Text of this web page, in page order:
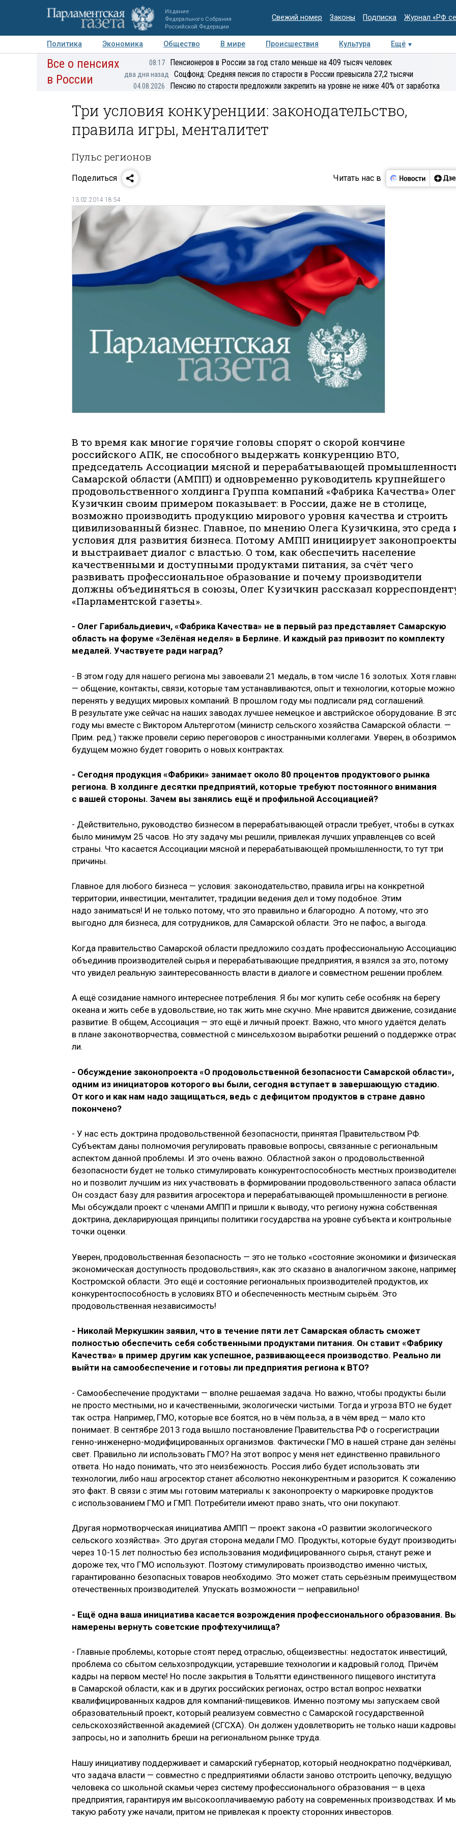
Издание
Федерального Собрания
Российской Федерации
Свежий номер Законы Подписка Журнал «РФ
Политика Экономика Общество В мире Происшествия Культура Ещё
Авторы Персоны Мнения Регионы Медиацентр Интервью Колумнисты
Все о пенсиях
в России
08:17 Пенсионеров в России за год стало меньше на 409 тысяч человек
два дня назад Соцфонд: Средняя пенсия по старости в России превысила 27,2 тысячи
04.08.2026 Пенсию по старости предложили закрепить на уровне не ниже 40% от заработка
Три условия конкуренции: законодательство,
правила игры, менталитет
Пульс регионов
Поделиться Читать нас в
13.02.2014 18:54
В то время как многие горячие головы спорят о скорой кончине
российского АПК, не способного выдержать конкуренцию ВТО,
председатель Ассоциации мясной и перерабатывающей
Самарской области (АМПП) и одновременно руководитель крупнейшего
продовольственного холдинга Группа компаний «Фабрика Качества» Олег
Кузичкин своим примером показывает: в России, даже не в столице,
возможно производить продукцию мирового уровня качества и строить
цивилизованный бизнес. Главное, по мнению Олега Кузичкина, это среда
условия для развития бизнеса. Потому АМПП инициирует
и выстраивает диалог с властью. О том, как обеспечить население
качественными и доступными продуктами питания, за счёт чего
развивать профессиональное образование и почему производители
должны объединяться в союзы, Олег Кузичкин рассказал
«Парламентской газеты».
- Олег Гарибальдиевич, «Фабрика Качества» не в первый раз представляет Самарскую
область на форуме «Зелёная неделя» в Берлине. И каждый раз привозит по комплекту
медалей. Участвуете ради наград?
- В этом году для нашего региона мы завоевали 21 медаль, в том числе 16 золотых. Хотя
— общение, контакты, связи, которые там устанавливаются, опыт и технологии, которые можно
перенять у ведущих мировых компаний. В прошлом году мы подписали ряд соглашений.
В результате уже сейчас на наших заводах лучшее немецкое и австрийское оборудование. В
году мы вместе с Виктором Альтерготом (министр сельского хозяйства Самарской области. —
Прим. ред.) также провели серию переговоров с иностранными коллегами. Уверен, в
будущем можно будет говорить о новых контрактах.
- Сегодня продукция «Фабрики» занимает около 80 процентов продуктового рынка
региона. В холдинге десятки предприятий, которые требуют постоянного внимания
с вашей стороны. Зачем вы занялись ещё и профильной Ассоциацией?
- Действительно, руководство бизнесом в перерабатывающей отрасли требует, чтобы в сутках
было минимум 25 часов. Но эту задачу мы решили, привлекая лучших управленцев со всей
страны. Что касается Ассоциации мясной и перерабатывающей промышленности, то тут три
причины.
Главное для любого бизнеса — условия: законодательство, правила игры на конкретной
территории, инвестиции, менталитет, традиции ведения дел и тому подобное. Этим
надо заниматься! И не только потому, что это правильно и благородно. А потому, что это
выгодно для бизнеса, для сотрудников, для Самарской области. Это не пафос, а выгода.
Когда правительство Самарской области предложило создать профессиональную
объединив производителей сырья и перерабатывающие предприятия, я взялся за это, потому
что увидел реальную заинтересованность власти в диалоге и совместном решении проблем.
А ещё созидание намного интереснее потребления. Я бы мог купить себе особняк на берегу
океана и жить себе в удовольствие, но так жить мне скучно. Мне нравится движение,
развитие. В общем, Ассоциация — это ещё и личный проект. Важно, что много удаётся делать
в плане законотворчества, совместной с минсельхозом выработки решений о поддержке
ли.
- Обсуждение законопроекта «О продовольственной безопасности Самарской области»,
одним из инициаторов которого вы были, сегодня вступает в завершающую стадию.
От кого и как нам надо защищаться, ведь с дефицитом продуктов в стране давно
покончено?
- У нас есть доктрина продовольственной безопасности, принятая Правительством РФ.
Субъектам даны полномочия регулировать правовые вопросы, связанные с региональным
аспектом данной проблемы. И это очень важно. Областной закон о продовольственной
безопасности будет не только стимулировать конкурентоспособность местных
но и позволит лучшим из них участвовать в формировании продовольственного запаса
Он создаст базу для развития агросектора и перерабатывающей промышленности в регионе.
Мы обсуждали проект с членами АМПП и пришли к выводу, что региону нужна собственная
доктрина, декларирующая принципы политики государства на уровне субъекта и контрольные
точки оценки.
Уверен, продовольственная безопасность — это не только «состояние экономики и
экономическая доступность продовольствия», как это сказано в аналогичном законе,
Костромской области. Это ещё и состояние региональных производителей продуктов, их
конкурентоспособность в условиях ВТО и обеспеченность местным сырьём. Это
продовольственная независимость!
- Николай Меркушкин заявил, что в течение пяти лет Самарская область сможет
полностью обеспечить себя собственными продуктами питания. Он ставит «Фабрику
Качества» в пример другим как успешное, развивающееся производство. Реально ли
выйти на самообеспечение и готовы ли предприятия региона к ВТО?
- Самообеспечение продуктами — вполне решаемая задача. Но важно, чтобы продукты были
не просто местными, но и качественными, экологически чистыми. Тогда и угроза ВТО не будет
так остра. Например, ГМО, которые все боятся, но в чём польза, а в чём вред — мало кто
понимает. В сентябре 2013 года вышло постановление Правительства РФ о госрегистрации
генно-инженерно-модифицированных организмов. Фактически ГМО в нашей стране дан
свет. Правильно ли использовать ГМО? На этот вопрос у меня нет единственно правильного
ответа. Но надо понимать, что это неизбежность. Россия либо будет использовать эти
технологии, либо наш агросектор станет абсолютно неконкурентным и разорится. К
это факт. В связи с этим мы готовим материалы к законопроекту о маркировке продуктов
с использованием ГМО и ГМП. Потребители имеют право знать, что они покупают.
Другая нормотворческая инициатива АМПП — проект закона «О развитии экологического
сельского хозяйства». Это другая сторона медали ГМО. Продукты, которые будут
через 10-15 лет полностью без использования модифицированного сырья, станут реже и
дороже тех, что ГМО используют. Поэтому стимулировать производство именно чистых,
гарантированно безопасных товаров необходимо. Это может стать серьёзным преимуществом
отечественных производителей. Упускать возможности — неправильно!
- Ещё одна ваша инициатива касается возрождения профессионального образования.
намерены вернуть советские профтехучилища?
- Главные проблемы, которые стоят перед отраслью, общеизвестны: недостаток инвестиций,
проблема со сбытом сельхозпродукции, устаревшие технологии и кадровый голод. Причём
кадры на первом месте! Но после закрытия в Тольятти единственного пищевого института
в Самарской области, как и в других российских регионах, остро встал вопрос нехватки
квалифицированных кадров для компаний-пищевиков. Именно поэтому мы запускаем свой
образовательный проект, который реализуем совместно с Самарской государственной
сельскохозяйственной академией (СГСХА). Он должен удовлетворить не только наши
запросы, но и заполнить бреши на региональном рынке труда.
Нашу инициативу поддерживает и самарский губернатор, который неоднократно подчёркивал,
что задача власти — совместно с предприятиями области заново отстроить цепочку, ведущую
человека со школьной скамьи через систему профессионального образования — в цеха
предприятия, гарантируя им высокооплачиваемую работу на современных производствах. И
такую работу уже начали, притом не привлекая к проекту сторонних инвесторов.